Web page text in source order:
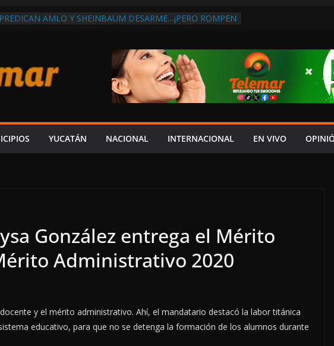
PREDICAN AMLO Y SHEINBAUM DESARME…¡PERO ROMPEN
SHCP DERRUMBA DISCURSO DE LAYDA AL REVELAR QUE
REGISTRA LA PEOR CAÍDA DE
PARTICIPACIONES DEL PAÍS, POR PÉSIMA RECAUDACIÓN
ISR
SOSPECHAS DE INFLUENCIAS POLÍTICAS EN
INCAPACITADO ASUME CULPA DEL HIJO?
DOS ÁRBOLES SOBRE LA CARRETERA LIBRE
YUCATÁN NACIONAL INTERNACIONAL EN VIVO
González entrega el Mérito
Administrativo 2020
y el mérito administrativo. Ahí, el mandatario destacó la labor titánica
educativo, para que no se detenga la formación de los alumnos durante